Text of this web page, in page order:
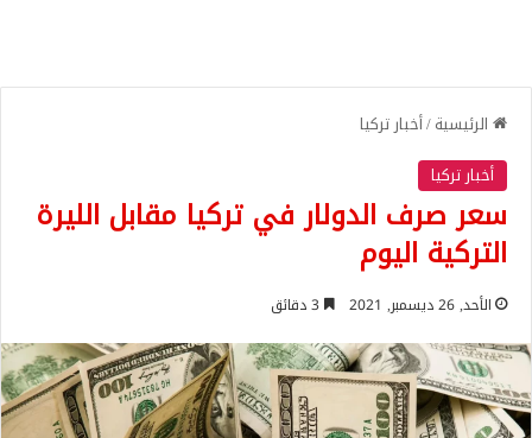
الرئيسية/أخبار تركيا
أخبار تركيا
سعر صرف الدولار في تركيا مقابل الليرة
التركية اليوم
الأحد, 26 ديسمبر, 2021